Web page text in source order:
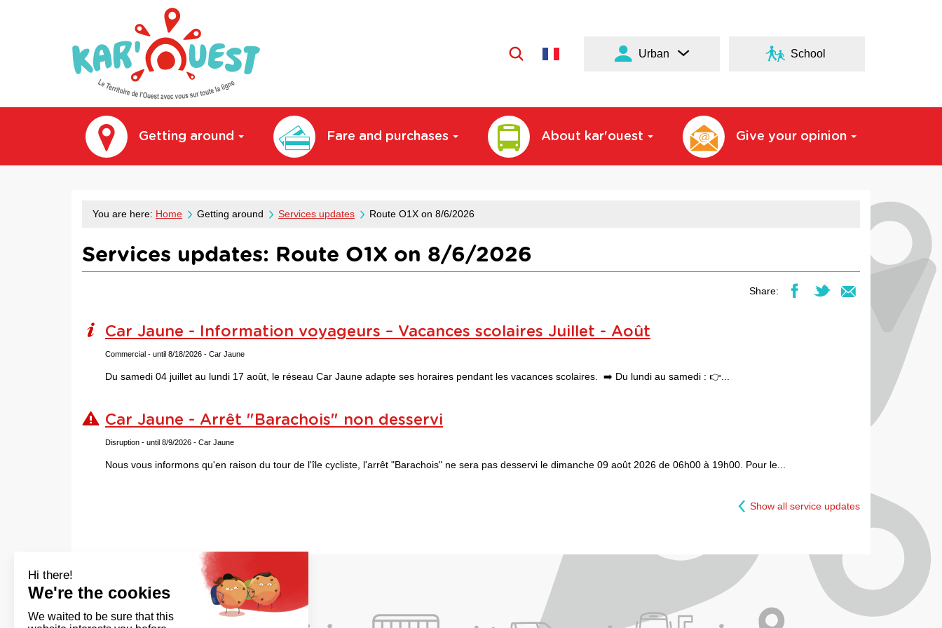
Urban School
Getting around Fare and purchases About kar'ouest Give your opinion
You are here: Home Getting around Services updates Route O1X on 8/6/2026
Services updates: Route O1X on 8/6/2026
Share:
Car Jaune - Information voyageurs – Vacances scolaires Juillet - Août
Commercial - until 8/18/2026 - Car Jaune
Du samedi 04 juillet au lundi 17 août, le réseau Car Jaune adapte ses horaires pendant les vacances scolaires. ➡️ Du lundi au samedi : 👉...
Car Jaune - Arrêt "Barachois" non desservi
Disruption - until 8/9/2026 - Car Jaune
Nous vous informons qu'en raison du tour de l'île cycliste, l'arrêt "Barachois" ne sera pas desservi le dimanche 09 août 2026 de 06h00 à 19h00. Pour le...
Show all service updates